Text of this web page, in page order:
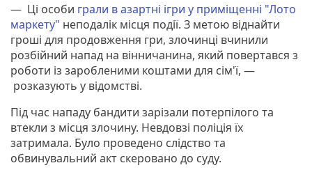
— Ці особи грали в азартні ігри у приміщенні "Лото
маркету" неподалік місця події. З метою віднайти
гроші для продовження гри, злочинці вчинили
розбійний напад на вінничанина, який повертався з
роботи із заробленими коштами для сім'ї, —
розказують у відомстві.
Під час нападу бандити зарізали потерпілого та
втекли з місця злочину. Невдовзі поліція їх
затримала. Було проведено слідство та
обвинувальний акт скеровано до суду.